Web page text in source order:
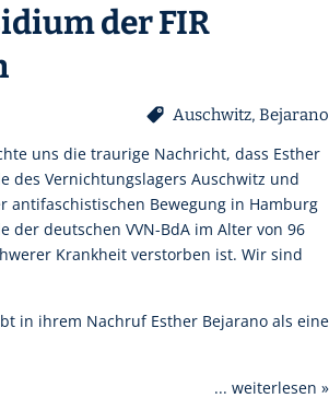
der FIR
Auschwitz, Bejarano
uns die traurige Nachricht, dass Esther
des Vernichtungslagers Auschwitz und
antifaschistischen Bewegung in Hamburg
der deutschen VVN-BdA im Alter von 96
Krankheit verstorben ist. Wir sind
in ihrem Nachruf Esther Bejarano als eine
... weiterlesen »